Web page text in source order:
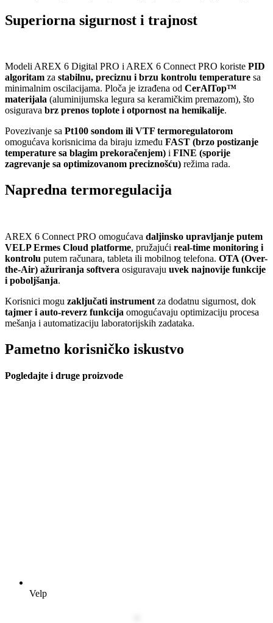
Superiorna sigurnost i trajnost
Modeli AREX 6 Digital PRO i AREX 6 Connect PRO koriste PID
algoritam za stabilnu, preciznu i brzu kontrolu temperature sa
minimalnim oscilacijama. Ploča je izrađena od CerAlTop™
materijala (aluminijumska legura sa keramičkim premazom), što
osigurava brz prenos toplote i otpornost na hemikalije.
Povezivanje sa Pt100 sondom ili VTF termoregulatorom
omogućava korisnicima da biraju između FAST (brzo postizanje
temperature sa blagim prekoračenjem) i FINE (sporije
zagrevanje sa optimizovanom preciznošću) režima rada.
Napredna termoregulacija
AREX 6 Connect PRO omogućava daljinsko upravljanje putem
VELP Ermes Cloud platforme, pružajući real-time monitoring i
kontrolu putem računara, tableta ili mobilnog telefona. OTA (Over-
the-Air) ažuriranja softvera osiguravaju uvek najnovije funkcije
i poboljšanja.
Korisnici mogu zaključati instrument za dodatnu sigurnost, dok
tajmer i auto-reverz funkcija omogućavaju optimizaciju procesa
mešanja i automatizaciju laboratorijskih zadataka.
Pametno korisničko iskustvo
Pogledajte i druge proizvode
Velp